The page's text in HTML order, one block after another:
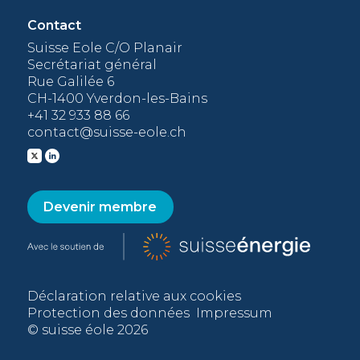
Contact
Suisse Eole C/O Planair
Secrétariat général
Rue Galilée 6
CH-1400 Yverdon-les-Bains
+41 32 933 88 66
contact@suisse-eole.ch
Devenir membre
Déclaration relative aux cookies
Protection des données Impressum
© suisse éole 2026